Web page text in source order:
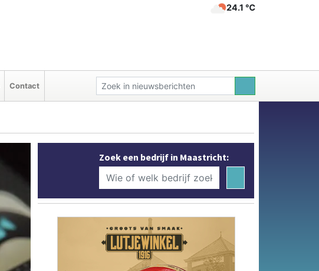
24.1 ℃
Contact
Zoek een bedrijf in Maastricht: